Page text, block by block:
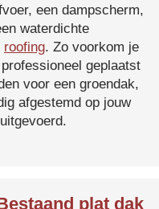
een dampscherm,
waterdichte
roofing. Zo voorkom je
geplaatst
voor een groendak,
afgestemd op jouw
plat dak